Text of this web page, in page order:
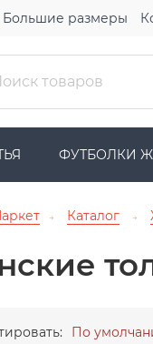
Большие размеры
ФУТБОЛКИ
→ Каталог →
По